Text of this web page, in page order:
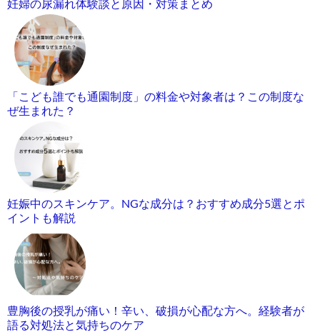
妊婦の尿漏れ体験談と原因・対策まとめ
「こども誰でも通園制度」の料金や対象者は？この制度な
ぜ生まれた？
妊娠中のスキンケア。NGな成分は？おすすめ成分5選とポ
イントも解説
豊胸後の授乳が痛い！辛い、破損が心配な方へ。経験者が
語る対処法と気持ちのケア